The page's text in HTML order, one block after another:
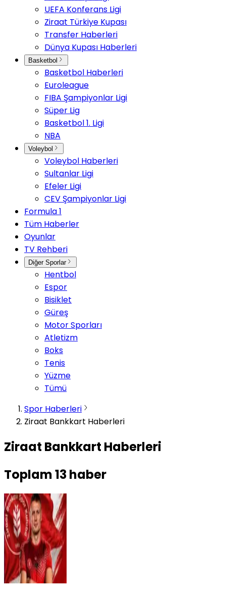
UEFA Konferans Ligi
Ziraat Türkiye Kupası
Transfer Haberleri
Dünya Kupası Haberleri
Basketbol
Basketbol Haberleri
Euroleague
FIBA Şampiyonlar Ligi
Süper Lig
Basketbol 1. Ligi
NBA
Voleybol
Voleybol Haberleri
Sultanlar Ligi
Efeler Ligi
CEV Şampiyonlar Ligi
Formula 1
Tüm Haberler
Oyunlar
TV Rehberi
Diğer Sporlar
Hentbol
Espor
Bisiklet
Güreş
Motor Sporları
Atletizm
Boks
Tenis
Yüzme
Tümü
Spor Haberleri
Ziraat Bankkart Haberleri
Ziraat Bankkart Haberleri
Toplam13haber